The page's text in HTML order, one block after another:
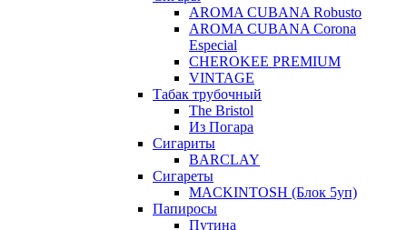
AROMA CUBANA Robusto
AROMA CUBANA Corona
Especial
CHEROKEE PREMIUM
VINTAGE
Табак трубочный
The Bristol
Из Погара
Сигариты
BARCLAY
Сигареты
MACKINTOSH (Блок 5уп)
Папиросы
Путина